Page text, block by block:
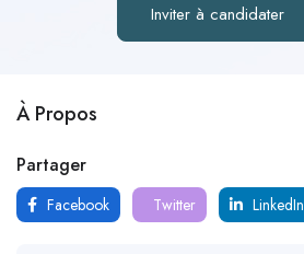
Inviter à candidater
À Propos
Partager
Facebook Twitter LinkedIn